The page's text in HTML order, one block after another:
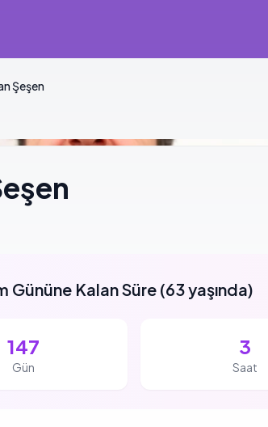
Şeşen
Gününe Kalan Süre (63 yaşında)
147
Gün
3
Saat